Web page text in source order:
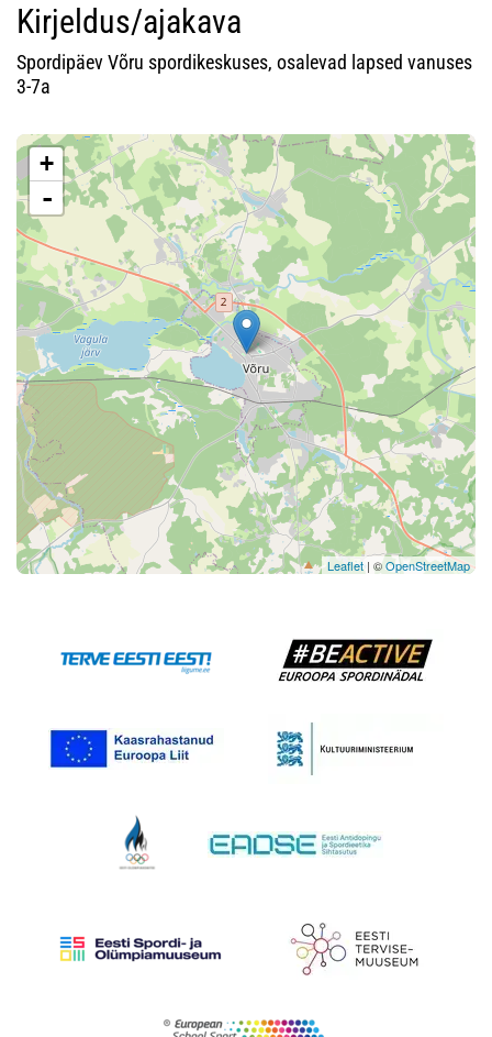
Kirjeldus/ajakava
Spordipäev Võru spordikeskuses, osalevad lapsed vanuses
3-7a
+
-
Leaflet | ©OpenStreetMap